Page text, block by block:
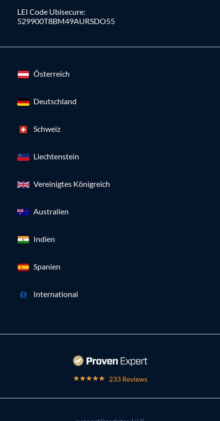
LEI Code Ubisecure:
529900T8BM49AURSDO55
Österreich
Deutschland
Schweiz
Liechtenstein
Vereinigtes Königreich
Australien
Indien
Spanien
International
233 Reviews